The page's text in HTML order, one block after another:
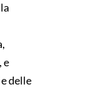
e
delle